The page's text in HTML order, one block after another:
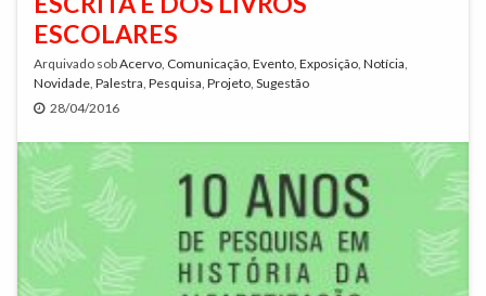
ESCOLARES
Arquivado sobAcervo Comunicação Evento Exposição Notícia
Novidade Palestra Pesquisa Projeto Sugestão
28/04/2016